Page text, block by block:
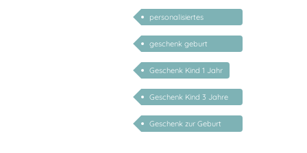
mädchen
personalisiertes
Geschenk Kind
geschenk geburt
personalisiert
Geschenk Kind 1 Jahr
Geschenk Kind 3 Jahre
personalisiert
Geschenk zur Geburt